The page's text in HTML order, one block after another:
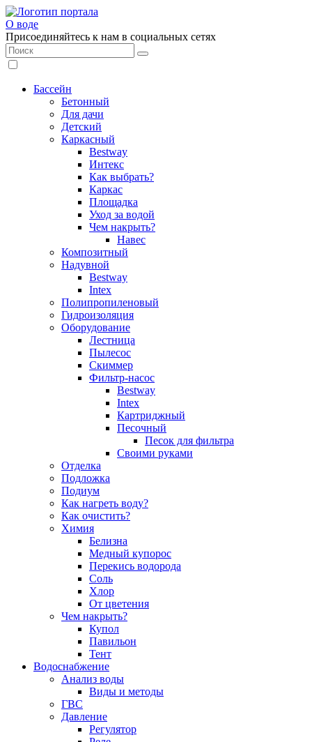
О воде
Присоединяйтесь к нам в социальных сетях
Бассейн
Бетонный
Для дачи
Детский
Каркасный
Bestway
Интекс
Как выбрать?
Каркас
Площадка
Уход за водой
Чем накрыть?
Навес
Композитный
Надувной
Bestway
Intex
Полипропиленовый
Гидроизоляция
Оборудование
Лестница
Пылесос
Скиммер
Фильтр-насос
Bestway
Intex
Картриджный
Песочный
Песок для фильтра
Своими руками
Отделка
Подложка
Подиум
Как нагреть воду?
Как очистить?
Химия
Белизна
Медный купорос
Перекись водорода
Соль
Хлор
От цветения
Чем накрыть?
Купол
Павильон
Тент
Водоснабжение
Анализ воды
Виды и методы
ГВС
Давление
Регулятор